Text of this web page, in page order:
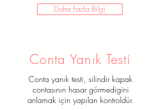
Daha Fazla Bilgi
Conta Yanık Testi
Conta yanık testi, silindir kapak
contasının hasar görmedigini
anlamak için yapılan kontroldür.